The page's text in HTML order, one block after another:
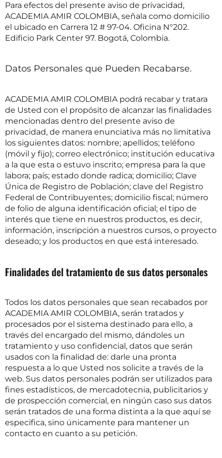
Para efectos del presente aviso de privacidad,
ACADEMIA AMIR COLOMBIA, señala como domicilio
el ubicado en Carrera 12 # 97-04. Oficina N°202.
Edificio Park Center 97. Bogotá, Colombia.
Datos Personales que Pueden Recabarse.
ACADEMIA AMIR COLOMBIA podrá recabar y tratara
de Usted con el propósito de alcanzar las finalidades
mencionadas dentro del presente aviso de
privacidad, de manera enunciativa más no limitativa
los siguientes datos: nombre; apellidos; teléfono
(móvil y fijo); correo electrónico; institución educativa
a la que esta o estuvo inscrito; empresa para la que
labora; país; estado donde radica; domicilio; Clave
Única de Registro de Población; clave del Registro
Federal de Contribuyentes; domicilio fiscal; número
de folio de alguna identificación oficial; el tipo de
interés que tiene en nuestros productos, es decir,
información, inscripción a nuestros cursos, o proyecto
deseado; y los productos en que está interesado.
Finalidades del tratamiento de sus datos personales
Todos los datos personales que sean recabados por
ACADEMIA AMIR COLOMBIA, serán tratados y
procesados por el sistema destinado para ello, a
través del encargado del mismo, dándoles un
tratamiento y uso confidencial, datos que serán
usados con la finalidad de: darle una pronta
respuesta a lo que Usted nos solicite a través de la
web. Sus datos personales podrán ser utilizados para
fines estadísticos, de mercadotecnia, publicitarios y
de prospección comercial, en ningún caso sus datos
serán tratados de una forma distinta a la que aquí se
especifica, sino únicamente para mantener un
contacto en cuanto a su petición.